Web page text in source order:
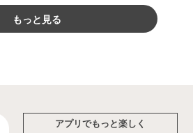
もっと見る
アプリでもっと楽しく